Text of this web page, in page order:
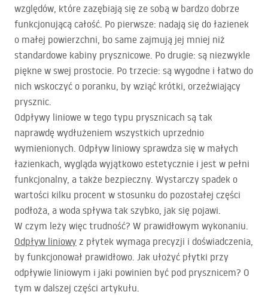
względów, które zazębiają się ze sobą w bardzo dobrze
funkcjonującą całość. Po pierwsze: nadają się do łazienek
o małej powierzchni, bo same zajmują jej mniej niż
standardowe kabiny prysznicowe. Po drugie: są niezwykle
piękne w swej prostocie. Po trzecie: są wygodne i łatwo do
nich wskoczyć o poranku, by wziąć krótki, orzeźwiający
prysznic.
Odpływy liniowe w tego typu prysznicach są tak
naprawdę wydłużeniem wszystkich uprzednio
wymienionych. Odpływ liniowy sprawdza się w małych
łazienkach, wygląda wyjątkowo estetycznie i jest w pełni
funkcjonalny, a także bezpieczny. Wystarczy spadek o
wartości kilku procent w stosunku do pozostałej części
podłoża, a woda spływa tak szybko, jak się pojawi.
W czym leży więc trudność? W prawidłowym wykonaniu.
Odpływ liniowy z płytek wymaga precyzji i doświadczenia,
by funkcjonował prawidłowo. Jak ułożyć płytki przy
odpływie liniowym i jaki powinien być pod prysznicem? O
tym w dalszej części artykułu.